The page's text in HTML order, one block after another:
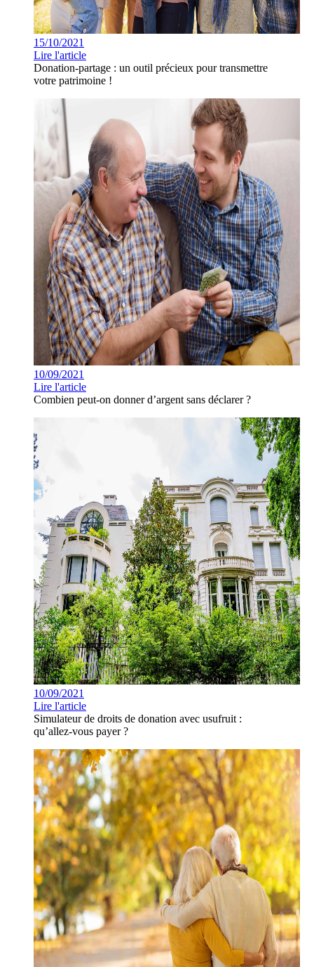
15/10/2021
Lire l'article
Donation-partage : un outil précieux pour transmettre
votre patrimoine !
10/09/2021
Lire l'article
Combien peut-on donner d’argent sans déclarer ?
10/09/2021
Lire l'article
Simulateur de droits de donation avec usufruit :
qu’allez-vous payer ?